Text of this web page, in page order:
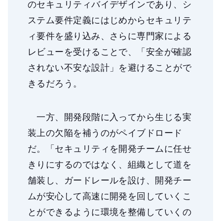
のセキュリティバイデザインであり、シ
ステム要件定義にはじめからセキュリテ
ィ要件を盛り込み、さらに専門家による
レビューを受けることで、「安全が確認
されない不安な設計」を避けることがで
きるだろう。
一方、開発段階に入ってから生じる実
装上の欠陥を補うのがペイブドロード
だ。「セキュリティを開発チームに任せ
きりにするのではなく、組織として道を
舗装し、ガードレールを設け、開発チー
ムが安心して高速に開発を回していくこ
とができるように環境を整備していくの